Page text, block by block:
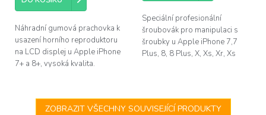
Náhradní gumová prachovka k
usazení horního reproduktoru
na LCD displej u Apple iPhone
7+ a 8+, vysoká kvalita.
hvězdiček.
Speciální profesionální
šroubovák pro manipulaci s
šroubky u Apple iPhone 7,7
Plus, 8, 8 Plus, X, Xs, Xr, Xs
ZOBRAZIT VŠECHNY SOUVISEJÍCÍ PRODUKTY